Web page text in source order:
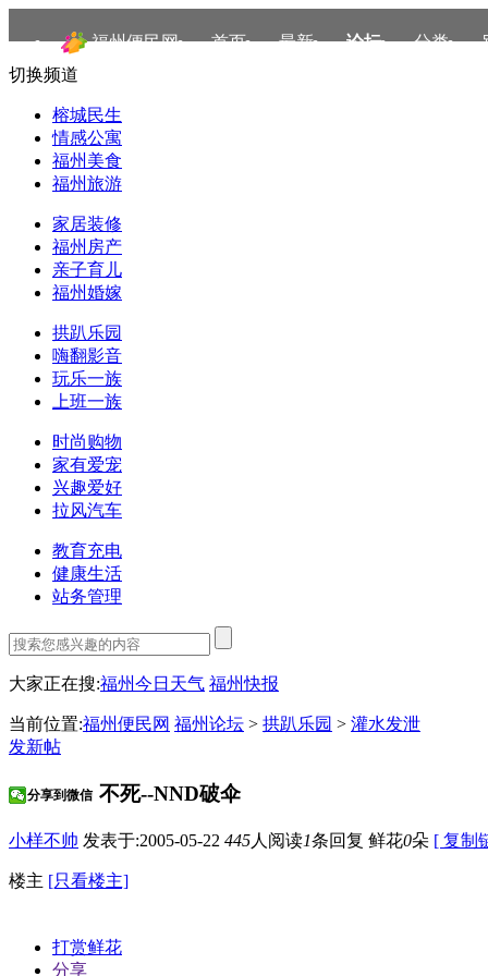
福州便民网 首页 最新 论坛 分类
切换频道
榕城民生
情感公寓
福州美食
福州旅游
家居装修
福州房产
亲子育儿
福州婚嫁
拱趴乐园
嗨翻影音
玩乐一族
上班一族
时尚购物
家有爱宠
兴趣爱好
拉风汽车
教育充电
健康生活
站务管理
大家正在搜:福州今日天气 福州快报
当前位置:福州便民网 福州论坛 > 拱趴乐园 > 灌水发泄
发新帖
不死--NND破伞
分享到微信
小样不帅 发表于:2005-05-22 445人阅读1条回复 鲜花0朵 [ 复制
楼主 [只看楼主]
打赏鲜花
分享